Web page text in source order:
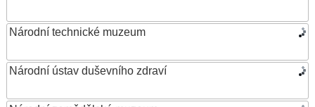
Národní technické muzeum
Národní ústav duševního zdraví